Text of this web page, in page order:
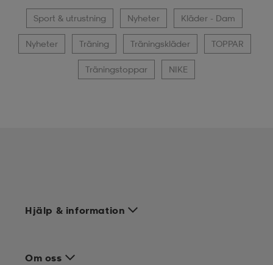
Sport & utrustning Nyheter Kläder - Dam
Nyheter Träning Träningskläder TOPPAR
Träningstoppar NIKE
Hjälp & information
Om oss